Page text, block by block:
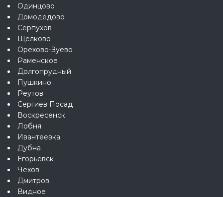
Одинцово
Домодедово
Серпухов
Щёлково
Орехово-Зуево
Раменское
Долгопрудный
Пушкино
Реутов
Сергиев Посад
Воскресенск
Лобня
Ивантеевка
Дубна
Егорьевск
Чехов
Дмитров
Видное